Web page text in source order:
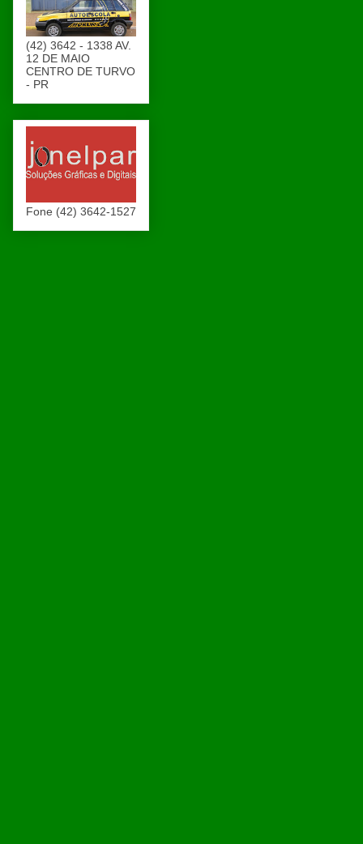
(42) 3642 - 1338 AV.
12 DE MAIO
CENTRO DE TURVO
- PR
Fone (42) 3642-1527